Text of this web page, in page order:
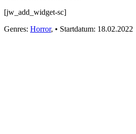
[jw_add_widget-sc]
Genres: Horror, • Startdatum: 18.02.2022